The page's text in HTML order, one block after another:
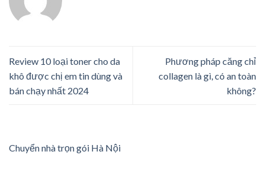
Review 10 loại toner cho da
khô được chị em tin dùng và
bán chạy nhất 2024
Phương pháp căng chỉ
collagen là gì, có an toàn
không?
Chuyển nhà trọn gói Hà Nội